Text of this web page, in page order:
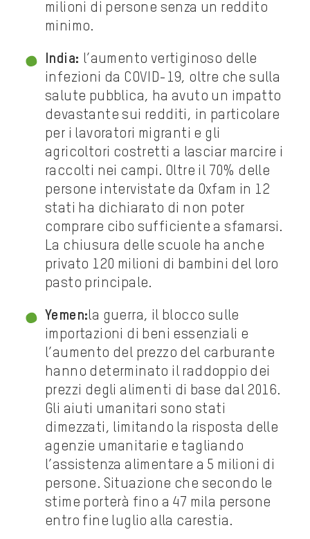
milioni di persone senza un reddito
minimo.
India: l’aumento vertiginoso delle
infezioni da COVID-19, oltre che sulla
salute pubblica, ha avuto un impatto
devastante sui redditi, in particolare
per i lavoratori migranti e gli
agricoltori costretti a lasciar marcire i
raccolti nei campi. Oltre il 70% delle
persone intervistate da Oxfam in 12
stati ha dichiarato di non poter
comprare cibo sufficiente a sfamarsi.
La chiusura delle scuole ha anche
privato 120 milioni di bambini del loro
pasto principale.
Yemen:la guerra, il blocco sulle
importazioni di beni essenziali e
l’aumento del prezzo del carburante
hanno determinato il raddoppio dei
prezzi degli alimenti di base dal 2016.
Gli aiuti umanitari sono stati
dimezzati, limitando la risposta delle
agenzie umanitarie e tagliando
l’assistenza alimentare a 5 milioni di
persone. Situazione che secondo le
stime porterà fino a 47 mila persone
entro fine luglio alla carestia.